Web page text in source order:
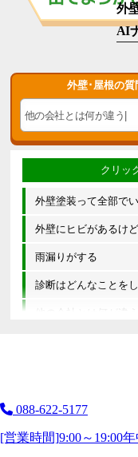
外
AI
外壁･屋根の質
外壁塗装って全部で
外壁にヒビがあるけ
雨漏りがする
診断はどんなことを
他の会社とは何が違う
088-622-5177
[営業時間]9:00～19:00年